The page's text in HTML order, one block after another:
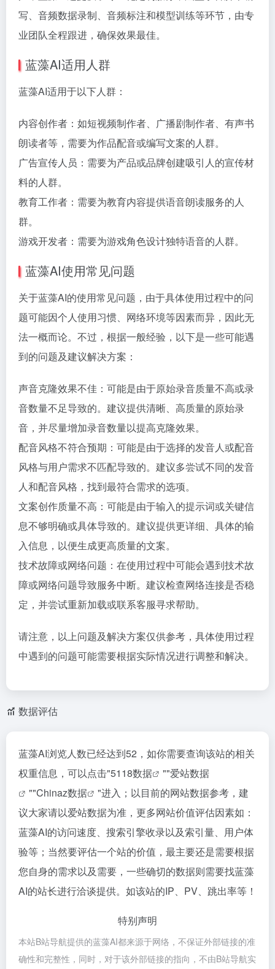
写、音频数据录制、音频标注和模型训练等环节，由专
业团队全程跟进，确保效果最佳。
蓝藻AI适用人群
蓝藻AI适用于以下人群：
内容创作者：如短视频制作者、广播剧制作者、有声书
朗读者等，需要为作品配音或编写文案的人群。
广告宣传人员：需要为产品或品牌创建吸引人的宣传材
料的人群。
教育工作者：需要为教育内容提供语音朗读服务的人
群。
游戏开发者：需要为游戏角色设计独特语音的人群。
蓝藻AI使用常见问题
关于蓝藻AI的使用常见问题，由于具体使用过程中的问
题可能因个人使用习惯、网络环境等因素而异，因此无
法一概而论。不过，根据一般经验，以下是一些可能遇
到的问题及建议解决方案：
声音克隆效果不佳：可能是由于原始录音质量不高或录
音数量不足导致的。建议提供清晰、高质量的原始录
音，并尽量增加录音数量以提高克隆效果。
配音风格不符合预期：可能是由于选择的发音人或配音
风格与用户需求不匹配导致的。建议多尝试不同的发音
人和配音风格，找到最符合需求的选项。
文案创作质量不高：可能是由于输入的提示词或关键信
息不够明确或具体导致的。建议提供更详细、具体的输
入信息，以便生成更高质量的文案。
技术故障或网络问题：在使用过程中可能会遇到技术故
障或网络问题导致服务中断。建议检查网络连接是否稳
定，并尝试重新加载或联系客服寻求帮助。
请注意，以上问题及解决方案仅供参考，具体使用过程
中遇到的问题可能需要根据实际情况进行调整和解决。
数据评估
蓝藻AI浏览人数已经达到52，如你需要查询该站的相关
权重信息，可以点击"5118数据 ""爱站数据
""Chinaz数据
"进入；以目前的网站数据参考，建
议大家请以爱站数据为准，更多网站价值评估因素如：
蓝藻AI的访问速度、搜索引擎收录以及索引量、用户体
验等；当然要评估一个站的价值，最主要还是需要根据
您自身的需求以及需要，一些确切的数据则需要找蓝藻
AI的站长进行洽谈提供。如该站的IP、PV、跳出率等！
特别声明
本站B站导航提供的蓝藻AI都来源于网络，不保证外部链接的准
确性和完整性，同时，对于该外部链接的指向，不由B站导航实